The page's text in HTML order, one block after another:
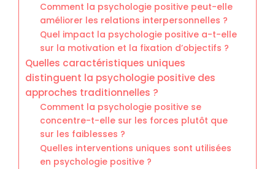
Comment la psychologie positive peut-elle
améliorer les relations interpersonnelles ?
Quel impact la psychologie positive a-t-elle
sur la motivation et la fixation d’objectifs ?
Quelles caractéristiques uniques
distinguent la psychologie positive des
approches traditionnelles ?
Comment la psychologie positive se
concentre-t-elle sur les forces plutôt que
sur les faiblesses ?
Quelles interventions uniques sont utilisées
en psychologie positive ?